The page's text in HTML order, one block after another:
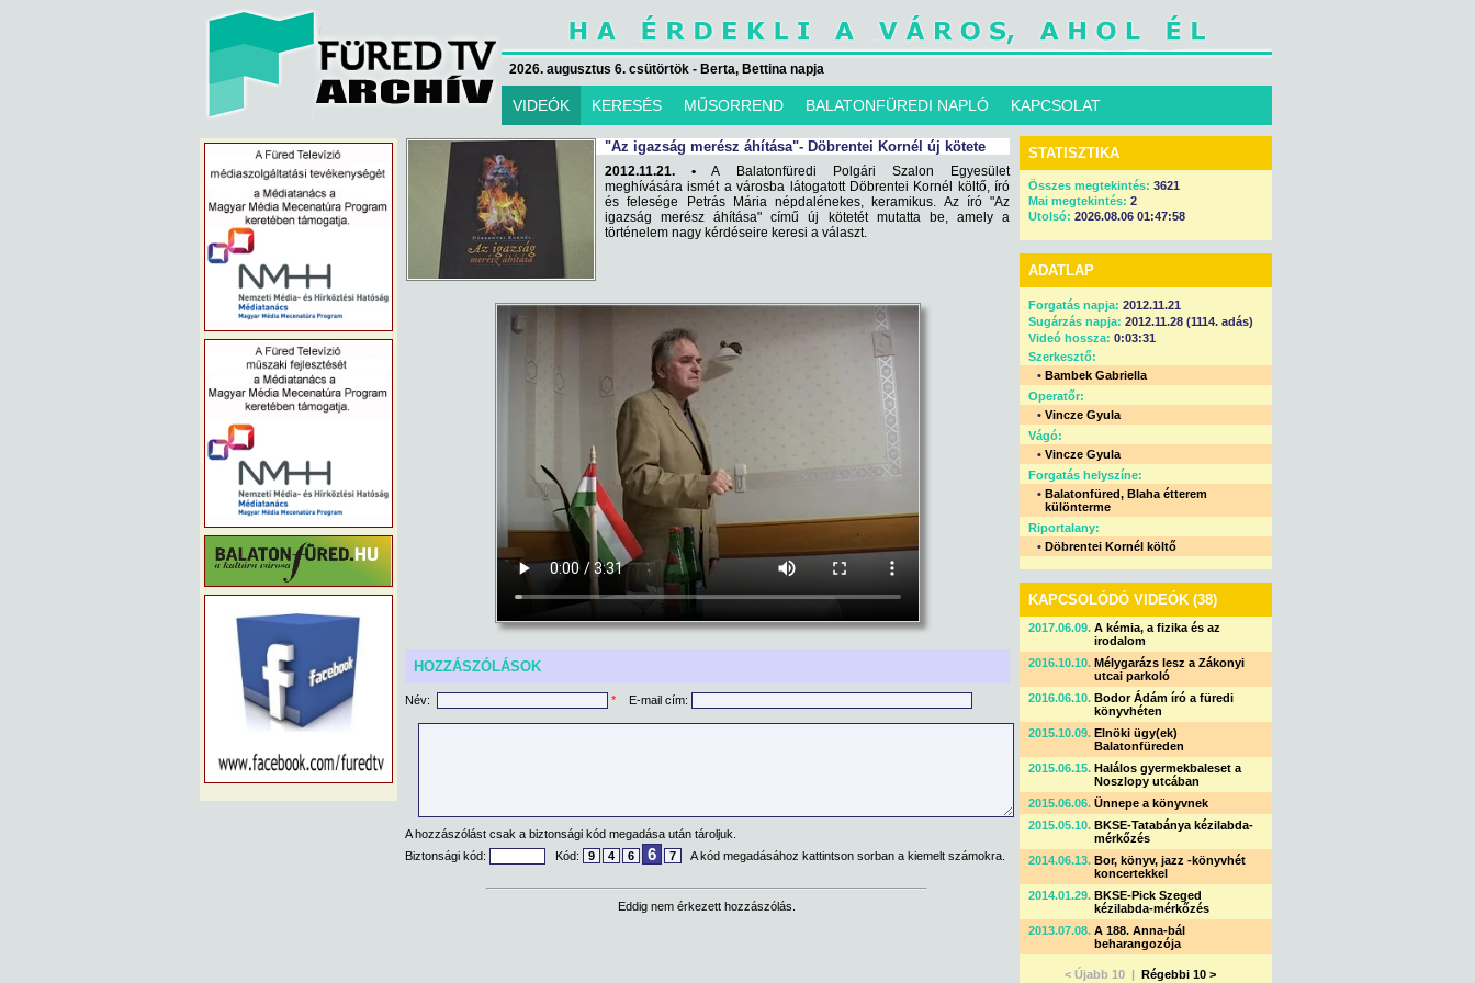
2026. augusztus 6. csütörtök - Berta, Bettina napja
VIDEÓK KERESÉS MŰSORREND BALATONFÜREDI NAPLÓ KAPCSOLAT
"Az igazság merész áhítása"- Döbrentei Kornél új kötete
2012.11.21. • A Balatonfüredi Polgári Szalon Egyesület
meghívására ismét a városba látogatott Döbrentei Kornél költő, író
és felesége Petrás Mária népdalénekes, keramikus. Az író "Az
igazság merész áhítása" című új kötetét mutatta be, amely a
történelem nagy kérdéseire keresi a választ.
HOZZÁSZÓLÁSOK
Név: * E-mail cím:
A hozzászólást csak a biztonsági kód megadása után tároljuk.
Biztonsági kód:
Kód: 9 4 6 6 7 A kód megadásához kattintson sorban a kiemelt számokra.
Eddig nem érkezett hozzászólás.
STATISZTIKA
Összes megtekintés: 3621
Mai megtekintés: 2
Utolsó: 2026.08.06 01:47:58
ADATLAP
Forgatás napja: 2012.11.21
Sugárzás napja: 2012.11.28 (1114. adás)
Videó hossza: 0:03:31
Szerkesztő:
• Bambek Gabriella
Operatőr:
• Vincze Gyula
Vágó:
• Vincze Gyula
Forgatás helyszíne:
• Balatonfüred, Blaha étterem
különterme
Riportalany:
• Döbrentei Kornél költő
KAPCSOLÓDÓ VIDEÓK (38)
2017.06.09. A kémia, a fizika és az
irodalom
2016.10.10. Mélygarázs lesz a Zákonyi
utcai parkoló
2016.06.10. Bodor Ádám író a füredi
könyvhéten
2015.10.09. Elnöki ügy(ek)
Balatonfüreden
2015.06.15. Halálos gyermekbaleset a
Noszlopy utcában
2015.06.06. Ünnepe a könyvnek
2015.05.10. BKSE-Tatabánya kézilabda-
mérkőzés
2014.06.13. Bor, könyv, jazz -könyvhét
koncertekkel
2014.01.29. BKSE-Pick Szeged
kézilabda-mérkőzés
2013.07.08. A 188. Anna-bál
beharangozója
< Újabb 10 | Régebbi 10 >